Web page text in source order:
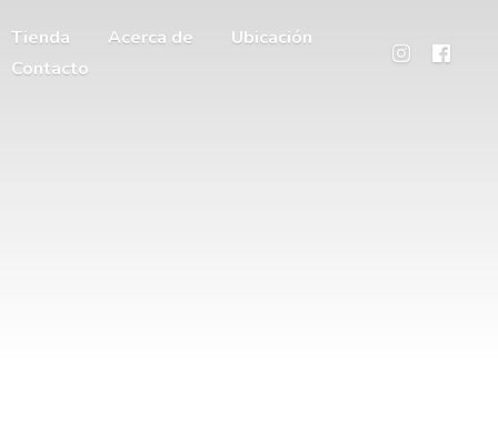
Tienda Acerca de
Ubicación
Contacto